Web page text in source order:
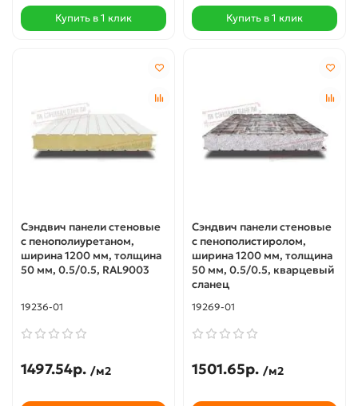
Купить в 1 клик Купить в 1 клик
Сэндвич панели стеновые
с пенополиуретаном,
ширина 1200 мм, толщина
50 мм, 0.5/0.5, RAL9003
19236-01
1497.54р. /м2
Сэндвич панели стеновые
с пенополистиролом,
ширина 1200 мм, толщина
50 мм, 0.5/0.5, кварцевый
сланец
19269-01
1501.65р. /м2